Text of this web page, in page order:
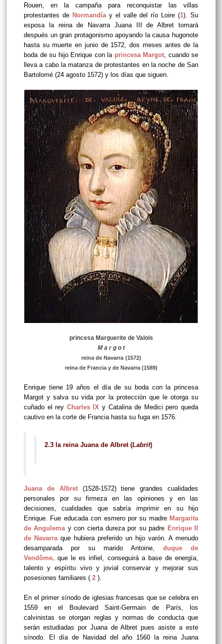
Rouen, en la campaña para reconquistar las villas
protestantes de Normandía y el valle del río Loire (1). Su
esposa la reina de Navarra Juana III de Albret tomará
después un gran protagonismo apoyando la causa hugonote
hasta su muerte en junio de 1572, dos meses antes de la
boda de su hijo Enrique con la princesa Margot, cuando se
lleva a cabo la matanza de protestantes en la noche de San
Bartolomé (24 agosto 1572) y los días que siguen.
princesa Marguerite de Valois
M a r g o t
reina de Navarra (1572)
reina de Francia y de Navarra (1589)
Enrique tiene 19 años el día de su boda con la princesa
Margot y salva su vida por la protección que le otorga su
cuñado el rey Charles IX y Catalina de Medici pero queda
cautivo en la corte de Francia hasta su fuga en 1576.
2.3 la reina Juana de Albret (Labrit)
Juana de Albret (1528-1572) tiene grandes cualidades
personales por su firmeza en las opiniones y en las
decisiones, cualidades que sabría imprimir en su hijo
Enrique. Fue educada con esmero por su madre Margarita
de Angulema y con cierta dureza por su padre Enrique II
de Navarra que hubiera preferido un hijo varón. A menudo
desamparada por su marido Antoine, duque de
Vendôme, que le es infiel, conseguirá a base de energía,
talento y espíritu vivo y jovial conservar y mejorar sus
posesiones familiares ( 2 ).
En el primer sínodo de iglesias francesas que se celebra en
1559 en el Boulevard Saint-Germain de París, los
calvinistas se otorgan reglas y normas de conducta que
serán estudiadas por Juana de Albret pues asiste a este
sínodo. El día de Navidad del año 1560 la reina Juana